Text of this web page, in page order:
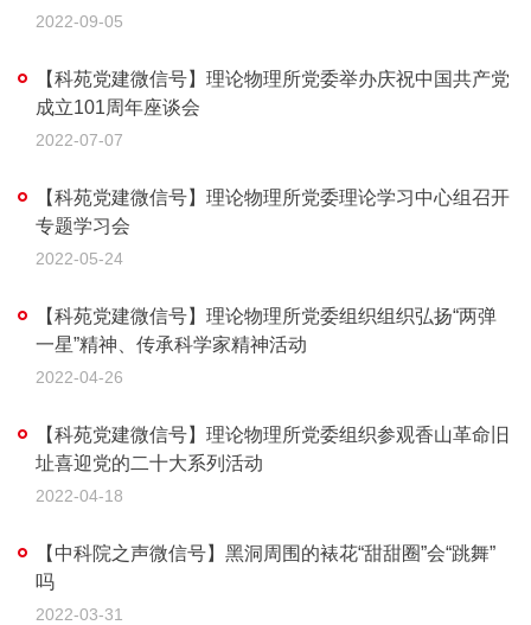
2022-09-05
【科苑党建微信号】理论物理所党委举办庆祝中国共产党
成立101周年座谈会
2022-07-07
【科苑党建微信号】理论物理所党委理论学习中心组召开
专题学习会
2022-05-24
【科苑党建微信号】理论物理所党委组织组织弘扬“两弹
一星”精神、传承科学家精神活动
2022-04-26
【科苑党建微信号】理论物理所党委组织参观香山革命旧
址喜迎党的二十大系列活动
2022-04-18
【中科院之声微信号】黑洞周围的裱花“甜甜圈”会“跳舞”
吗
2022-03-31